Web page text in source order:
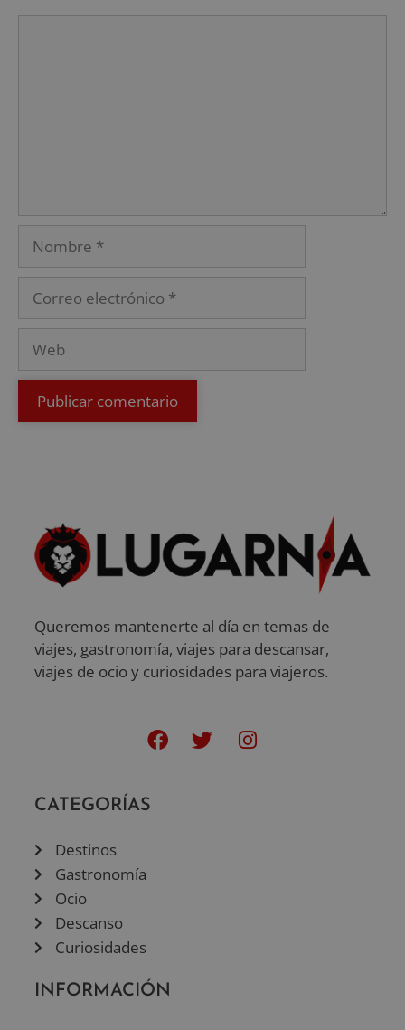
Queremos mantenerte al día en temas de
viajes, gastronomía, viajes para descansar,
viajes de ocio y curiosidades para viajeros.
CATEGORÍAS
Destinos
Gastronomía
Ocio
Descanso
Curiosidades
INFORMACIÓN